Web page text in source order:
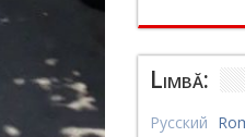
Limbă:
Русский